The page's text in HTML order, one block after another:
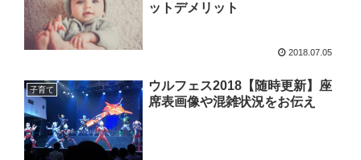
ットデメリット
2018.07.05
子育て
ウルフェス2018【随時更新】座
席表画像や混雑状況をお伝え